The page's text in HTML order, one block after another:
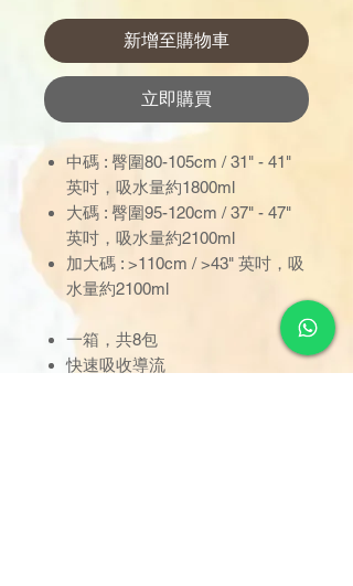
新增至購物車
立即購買
中碼 : 臀圍80-105cm / 31" - 41"
英吋，吸水量約1800ml
大碼 : 臀圍95-120cm / 37" - 47"
英吋，吸水量約2100ml
加大碼 : >110cm / >43" 英吋，吸
水量約2100ml
一箱，共8包
快速吸收導流